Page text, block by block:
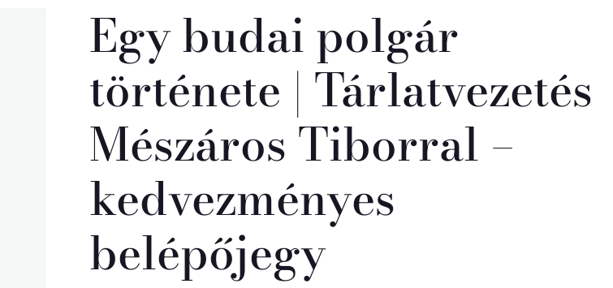
Egy budai polgár
története | Tárlatvezetés
Mészáros Tiborral –
kedvezményes
belépőjegy